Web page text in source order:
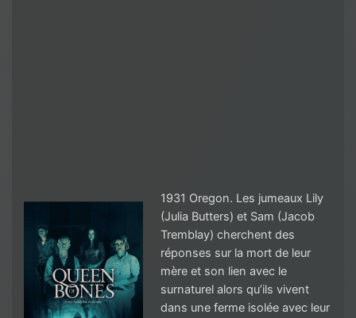
1931 Oregon. Les jumeaux Lily
(Julia Butters) et Sam (Jacob
Tremblay) cherchent des
réponses sur la mort de leur
mère et son lien avec le
surnaturel alors qu’ils vivent
dans une ferme isolée avec leur